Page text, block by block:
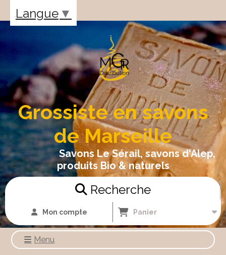
Grossiste en savons
de Marseille
Savons Le Sérail, savons d'Alep,
produits Bio & naturels
Recherche
Mon compte Panier
Menu
Langue ▼